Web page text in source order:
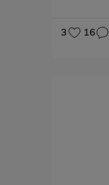
3 16